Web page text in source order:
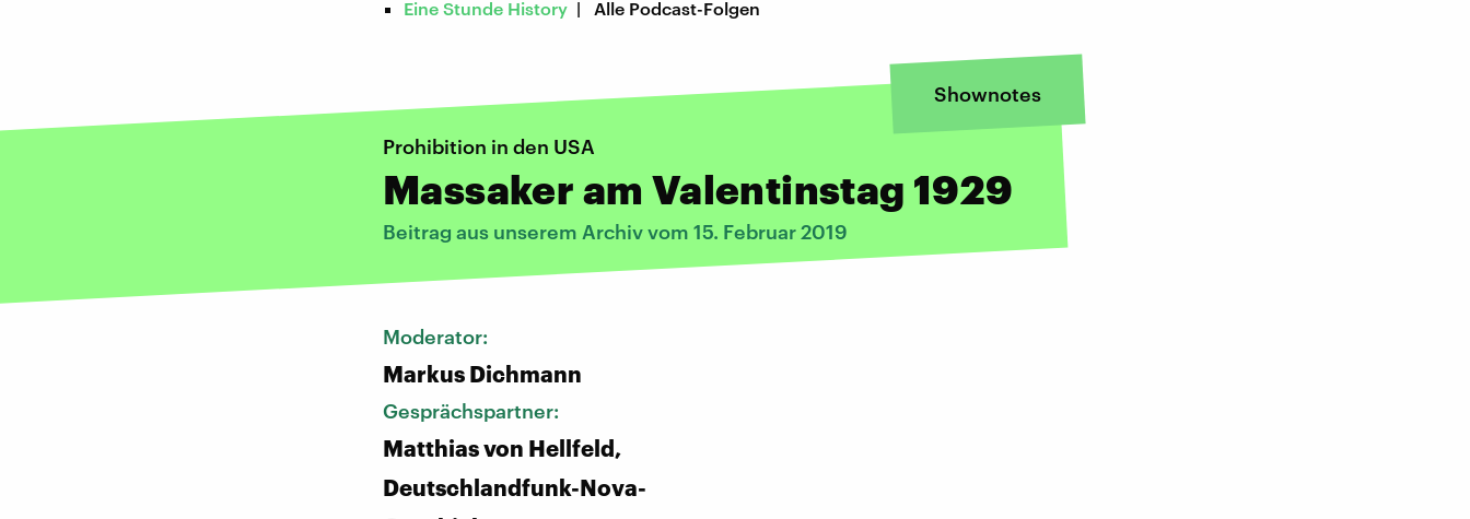
Eine Stunde History | Alle Podcast-Folgen
Shownotes
Prohibition in den USA
Massaker am Valentinstag 1929
Beitrag aus unserem Archiv vom 15. Februar 2019
Moderator:
Markus Dichmann
Gesprächspartner:
Matthias von Hellfeld,
Deutschlandfunk-Nova-